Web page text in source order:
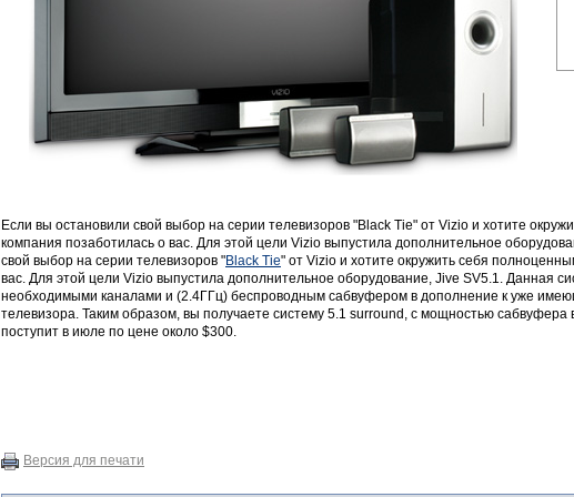
Если вы остановили свой выбор на серии телевизоров "Black Tie" от Vizio и хотите
компания позаботилась о вас. Для этой цели Vizio выпустила дополнительное
свой выбор на серии телевизоров "Black Tie" от Vizio и хотите окружить себя
вас. Для этой цели Vizio выпустила дополнительное оборудование, Jive SV5.1. Данная
необходимыми каналами и (2.4ГГц) беспроводным сабвуфером в дополнение к уже
телевизора. Таким образом, вы получаете систему 5.1 surround, с мощностью сабвуфера
поступит в июле по цене около $300.
Версия для печати